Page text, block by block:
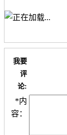
我要
评
论:
*内
容：